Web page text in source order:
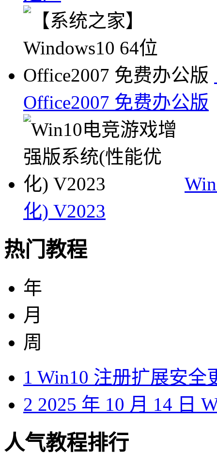
Office2007 免费办公版
化) V2023
热门教程
年
月
周
1 Win10 注册扩展安全
2 2025 年 10 月 14 日
人气教程排行